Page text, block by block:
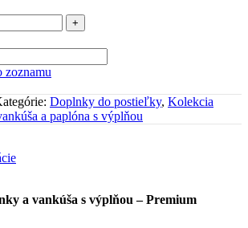
zoznamu
Doplnky do postieľky, Kolekcia
a paplóna s výplňou
a vankúša s výplňou – Premium